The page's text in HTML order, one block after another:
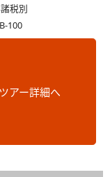
税別
100
ツアー詳細へ